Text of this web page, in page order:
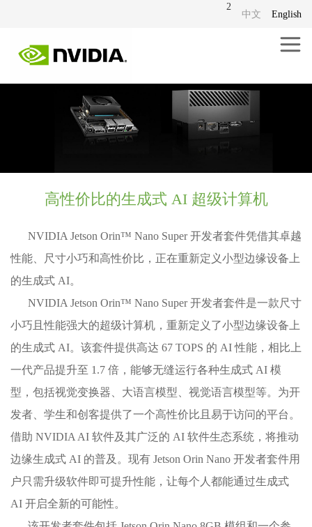
English
中文
2
高性价比的生成式 AI 超级计算机
NVIDIA Jetson Orin™ Nano Super 开发者套件凭借其卓越
性能、尺寸小巧和高性价比，正在重新定义小型边缘设备上
的生成式 AI。
NVIDIA Jetson Orin™ Nano Super 开发者套件是一款尺寸
小巧且性能强大的超级计算机，重新定义了小型边缘设备上
的生成式 AI。该套件提供高达 67 TOPS 的 AI 性能，相比上
一代产品提升至 1.7 倍，能够无缝运行各种生成式 AI 模
型，包括视觉变换器、大语言模型、视觉语言模型等。为开
发者、学生和创客提供了一个高性价比且易于访问的平台。
借助 NVIDIA AI 软件及其广泛的 AI 软件生态系统，将推动
边缘生成式 AI 的普及。现有 Jetson Orin Nano 开发者套件用
户只需升级软件即可提升性能，让每个人都能通过生成式
AI 开启全新的可能性。